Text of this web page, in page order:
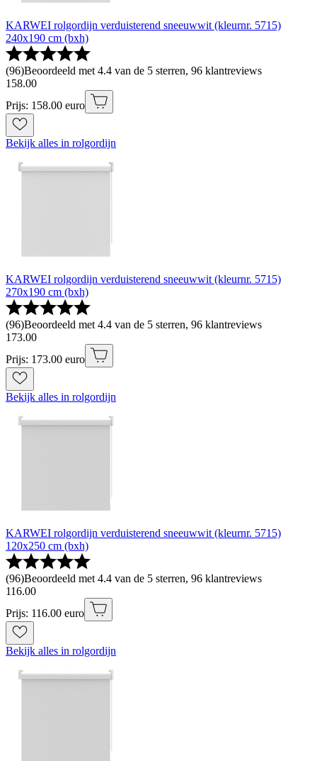
KARWEI rolgordijn verduisterend sneeuwwit (kleurnr. 5715)
240x190 cm (bxh)
(96)Beoordeeld met 4.4 van de 5 sterren, 96 klantreviews
158.00
Prijs: 158.00 euro
Bekijk alles in rolgordijn
KARWEI rolgordijn verduisterend sneeuwwit (kleurnr. 5715)
270x190 cm (bxh)
(96)Beoordeeld met 4.4 van de 5 sterren, 96 klantreviews
173.00
Prijs: 173.00 euro
Bekijk alles in rolgordijn
KARWEI rolgordijn verduisterend sneeuwwit (kleurnr. 5715)
120x250 cm (bxh)
(96)Beoordeeld met 4.4 van de 5 sterren, 96 klantreviews
116.00
Prijs: 116.00 euro
Bekijk alles in rolgordijn